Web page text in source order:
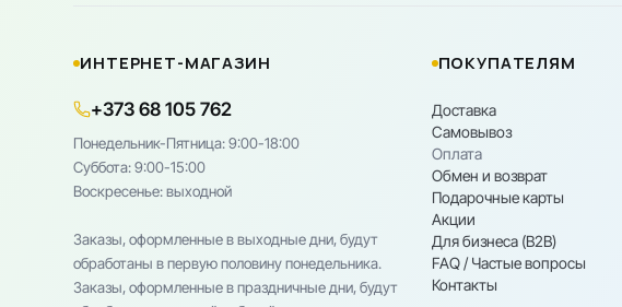
ИНТЕРНЕТ-МАГАЗИН
+373 68 105 762
Понедельник-Пятница: 9:00-18:00
Cуббота: 9:00-15:00
Воскресенье: выходной
Заказы, оформленные в выходные дни, будут
обработаны в первую половину понедельника.
Заказы, оформленные в праздничные дни, будут
ПОКУПАТЕЛЯМ
Доставка
Самовывоз
Оплата
Обмен и возврат
Подарочные карты
Акции
Для бизнеса (B2B)
FAQ / Частые вопросы
Контакты